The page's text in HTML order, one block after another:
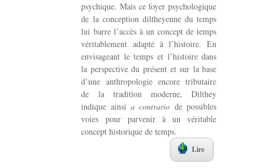
psychique. Mais ce foyer psychologique
de la conception diltheyenne du temps
lui barre l’accès à un concept de temps
véritablement adapté à l’histoire. En
envisageant le temps et l’histoire dans
la perspective du présent et sur la base
d’une anthropologie encore tributaire
de la tradition moderne, Dilthey
indique ainsia contrario de possibles
voies pour parvenir à un véritable
concept historique de temps.
Lire